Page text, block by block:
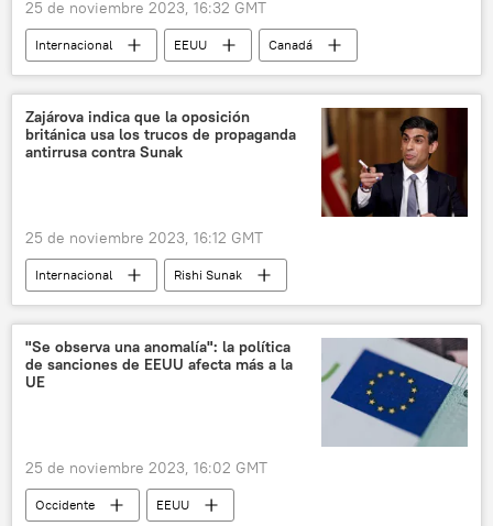
25 de noviembre 2023, 16:32 GMT
Internacional EEUU
Canadá
medioambiente
animales
cerdos
jabalí
Zajárova indica que la oposición
británica usa los trucos de propaganda
antirrusa contra Sunak
25 de noviembre 2023, 16:12 GMT
Internacional
Rishi Sunak
María Zajárova
Reino Unido
propaganda
"Se observa una anomalía": la política
de sanciones de EEUU afecta más a la
UE
25 de noviembre 2023, 16:02 GMT
Occidente
EEUU